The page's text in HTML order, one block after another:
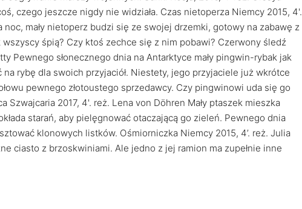
czego jeszcze nigdy nie widziała. Czas nietoperza Niemcy 2015, 4'.
noc, mały nietoperz budzi się ze swojej drzemki, gotowy na zabawę z
śpią? Czy ktoś zechce się z nim pobawi? Czerwony śledź
Pewnego słonecznego dnia na Antarktyce mały pingwin-rybak jak
rybę dla swoich przyjaciół. Niestety, jego przyjaciele już wkrótce
pewnego złotoustego sprzedawcy. Czy pingwinowi uda się go
Szwajcaria 2017, 4'. reż. Lena von Döhren Mały ptaszek mieszka
starań, aby pielęgnować otaczającą go zieleń. Pewnego dnia
klonowych listków. Ośmiorniczka Niemcy 2015, 4’. reż. Julia
ciasto z brzoskwiniami. Ale jedno z jej ramion ma zupełnie inne